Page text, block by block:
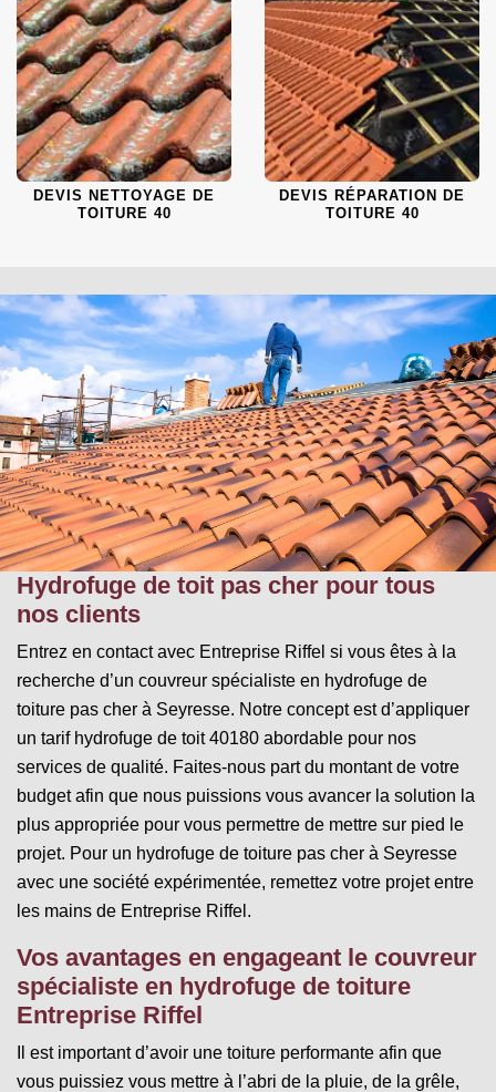
DEVIS NETTOYAGE DE
TOITURE 40
DEVIS RÉPARATION DE
TOITURE 40
Hydrofuge de toit pas cher pour tous
nos clients
Entrez en contact avec Entreprise Riffel si vous êtes à la
recherche d’un couvreur spécialiste en hydrofuge de
toiture pas cher à Seyresse. Notre concept est d’appliquer
un tarif hydrofuge de toit 40180 abordable pour nos
services de qualité. Faites-nous part du montant de votre
budget afin que nous puissions vous avancer la solution la
plus appropriée pour vous permettre de mettre sur pied le
projet. Pour un hydrofuge de toiture pas cher à Seyresse
avec une société expérimentée, remettez votre projet entre
les mains de Entreprise Riffel.
Vos avantages en engageant le couvreur
spécialiste en hydrofuge de toiture
Entreprise Riffel
Il est important d’avoir une toiture performante afin que
vous puissiez vous mettre à l’abri de la pluie, de la grêle,